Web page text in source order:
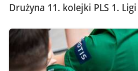
Drużyna 11. kolejki PLS 1. Ligi